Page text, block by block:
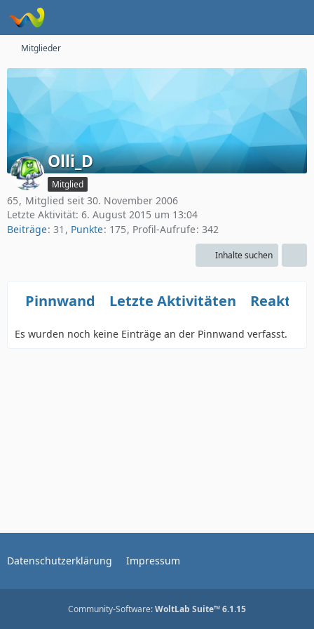
Mitglieder
Olli_D
Mitglied
65
Mitglied seit 30. November 2006
Letzte Aktivität: 6. August 2015 um 13:04
Beiträge 31 Punkte 175 Profil-Aufrufe 342
Inhalte suchen
Pinnwand Letzte Aktivitäten
Es wurden noch keine Einträge an der Pinnwand verfasst.
Datenschutzerklärung Impressum
Community-Software:WoltLab Suite™ 6.1.15